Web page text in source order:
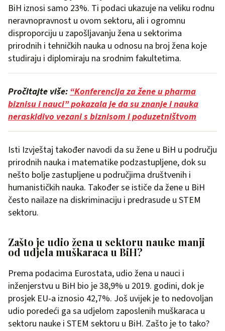
BiH iznosi samo 23%. Ti podaci ukazuje na veliku rodnu
neravnopravnost u ovom sektoru, ali i ogromnu
disproporciju u zapošljavanju žena u sektorima
prirodnih i tehničkih nauka u odnosu na broj žena koje
studiraju i diplomiraju na srodnim fakultetima.
Pročitajte više:“Konferencija za žene u pharma
biznisu i nauci” pokazala je da su znanje i nauka
neraskidivo vezani s biznisom i poduzetništvom
Isti Izvještaj također navodi da su žene u BiH u području
prirodnih nauka i matematike podzastupljene, dok su
nešto bolje zastupljene u područjima društvenih i
humanističkih nauka. Također se ističe da žene u BiH
često nailaze na diskriminaciju i predrasude u STEM
sektoru.
Zašto je udio žena u sektoru nauke manji
od udjela muškaraca u BiH?
Prema podacima Eurostata, udio žena u nauci i
inženjerstvu u BiH bio je 38,9% u 2019. godini, dok je
prosjek EU-a iznosio 42,7%. Još uvijek je to nedovoljan
udio poredeći ga sa udjelom zaposlenih muškaraca u
sektoru nauke i STEM sektoru u BiH. Zašto je to tako?